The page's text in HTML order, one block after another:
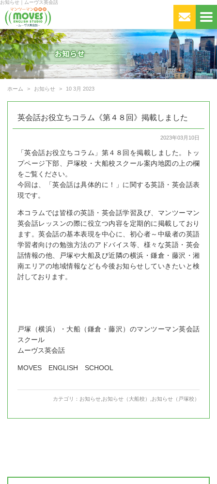
お知らせ｜ムーヴス英会話
ホーム お知らせ 10 3月 2023
英会話お役立ちコラム《第４８回》掲載しました
2023年03月10日
「英会話お役立ちコラム」第４８回を掲載しました。トッ
プページ下部、戸塚校・大船校スクール案内地図の上の欄
をご覧ください。
今回は、「英会話は具体的に！」に関する英語・英会話表
現です。
本コラムでは皆様の英語・英会話学習及び、マンツーマン
英会話レッスンの際に役立つ内容を定期的に掲載しており
ます。英会話の基本表現を中心に、初心者～中級者の英語
学習者向けの勉強方法のアドバイス等、様々な英語・英会
話情報の他、戸塚や大船及び近隣の横浜・鎌倉・藤沢・湘
南エリアの地域情報なども今後お知らせしていきたいと検
討しております。
戸塚（横浜）・大船（鎌倉・藤沢）のマンツーマン英会話
スクール
ムーヴス英会話
MOVES ENGLISH SCHOOL
カテゴリ： お知らせ お知らせ（大船校） お知らせ（戸塚校）